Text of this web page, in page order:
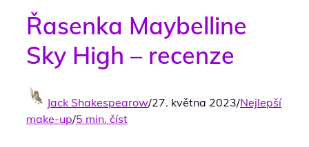
Řasenka Maybelline
Sky High – recenze
Jack Shakespearow/27. května 2023/Nejlepší
make-up/5 min. číst